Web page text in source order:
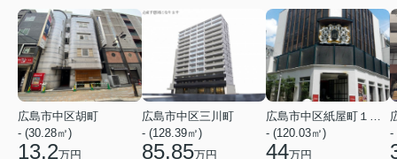
広島市中区胡町
- (30.28㎡)
13.2万円
広島市中区三川町
- (128.39㎡)
85.85万円
広島市中区紙屋町１丁目
- (120.03㎡)
44万円
-